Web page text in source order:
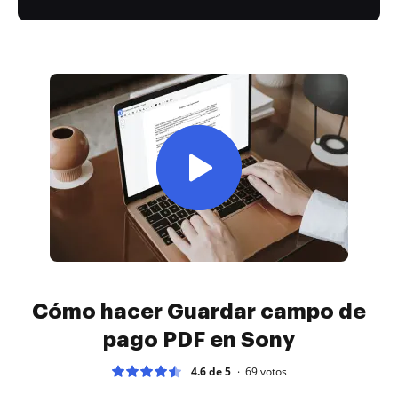
Cómo hacer Guardar campo de
pago PDF en Sony
4.6 de 5 69votos